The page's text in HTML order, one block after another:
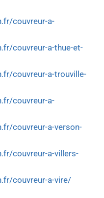
couvreur-a-
couvreur-a-thue-et-
couvreur-a-trouville-
couvreur-a-
couvreur-a-verson-
couvreur-a-villers-
couvreur-a-vire/